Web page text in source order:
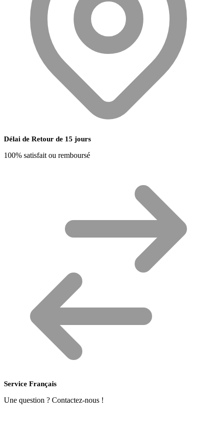
Délai de Retour de 15 jours
100% satisfait ou remboursé
Service Français
Une question ? Contactez-nous !